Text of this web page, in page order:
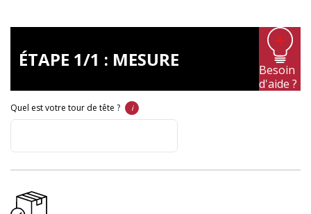
ÉTAPE 1/1 : MESURE
Besoin
d'aide ?
Quel est votre tour de tête ? ℹ